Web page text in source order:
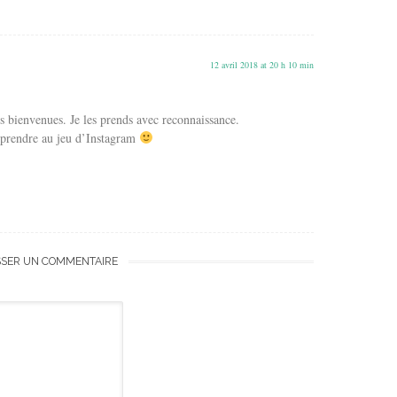
12 avril 2018 at 20 h 10 min
bienvenues. Je les prends avec reconnaissance.
au jeu d’Instagram
UN COMMENTAIRE